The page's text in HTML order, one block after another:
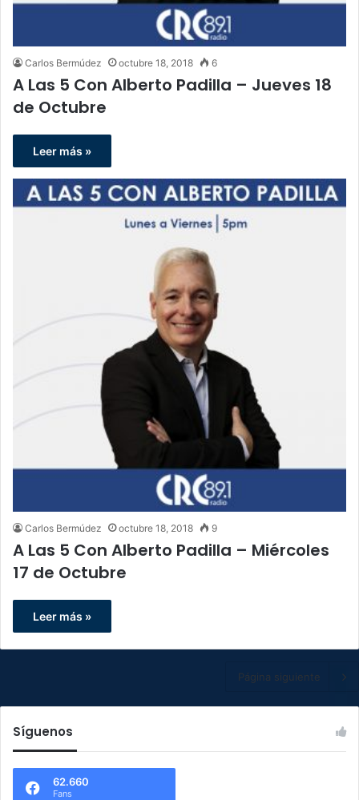
Carlos Bermúdez octubre 18, 2018 6
A Las 5 Con Alberto Padilla – Jueves 18
de Octubre
Leer más »
Carlos Bermúdez octubre 18, 2018 9
A Las 5 Con Alberto Padilla – Miércoles
17 de Octubre
Leer más »
Página siguiente
Síguenos
62.660
Fans